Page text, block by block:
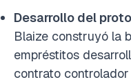
Desarrollo del
Blaize construyó la
empréstitos
contrato